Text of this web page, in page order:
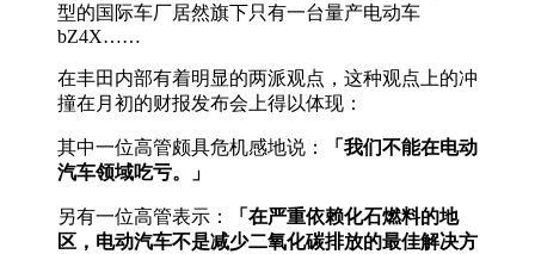
型的国际车厂居然旗下只有一台量产电动车
bZ4X……
在丰田内部有着明显的两派观点，这种观点上的冲
撞在月初的财报发布会上得以体现：
其中一位高管颇具危机感地说：
「我们不能在电动
汽车领域吃亏。」
另有一位高管表示：
「在严重依赖化石燃料的地
区，电动汽车不是减少二氧化碳排放的最佳解决方